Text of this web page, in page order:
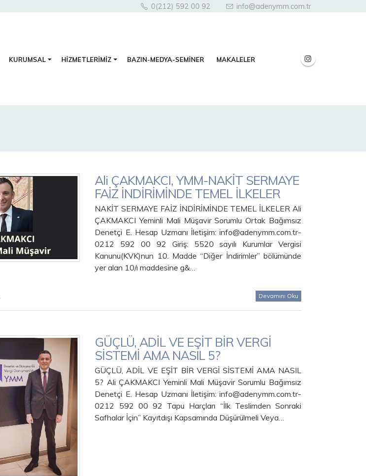
0(212) 592 00 92 info@adenymm.com.tr
KURUMSAL HİZMETLERİMİZ BAZIN-MEDYA-SEMİNER MAKALELER
Ali ÇAKMAKCI, YMM-NAKİT SERMAYE
FAİZ İNDİRİMİNDE TEMEL İLKELER
NAKİT SERMAYE FAİZ İNDİRİMİNDE TEMEL İLKELER Ali
ÇAKMAKCI Yeminli Mali Müşavir Sorumlu Ortak Bağımsız
Denetçi E. Hesap Uzmanı İletişim: info@adenymm.com.tr-
0212 592 00 92 Giriş: 5520 sayılı Kurumlar Vergisi
Kanunu(KVK)nun 10. Madde “Diğer İndirimler” bölümünde
yer alan 10/ı maddesine g&…
Devamını Oku
GÜÇLÜ, ADİL VE EŞİT BİR VERGİ
SİSTEMİ AMA NASIL 5?
GÜÇLÜ, ADİL VE EŞİT BİR VERGİ SİSTEMİ AMA NASIL
5? Ali ÇAKMAKCI Yeminli Mali Müşavir Sorumlu Bağımsız
Denetçi E. Hesap Uzmanı İletişim: info@adenymm.com.tr-
0212 592 00 92 Tapu Harçları “İlk Teslimden Sonraki
Safhalar İçin” Kayıtdışı Kapsamında Düşürülmeli Veya…